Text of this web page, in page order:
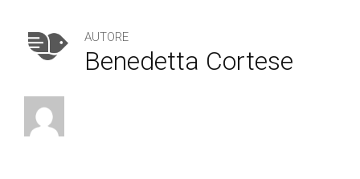
AUTORE
Benedetta Cortese